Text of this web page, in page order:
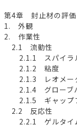
第4章 封止材の評価
1. 外観
2. 作業性
2.1 流動性
2.1.1 スパイラ
2.1.2 粘度
2.1.3 レオメー
2.1.4 グローブ
2.1.5 ギャップ
2.2 反応性
2.2.1 ゲルタイ